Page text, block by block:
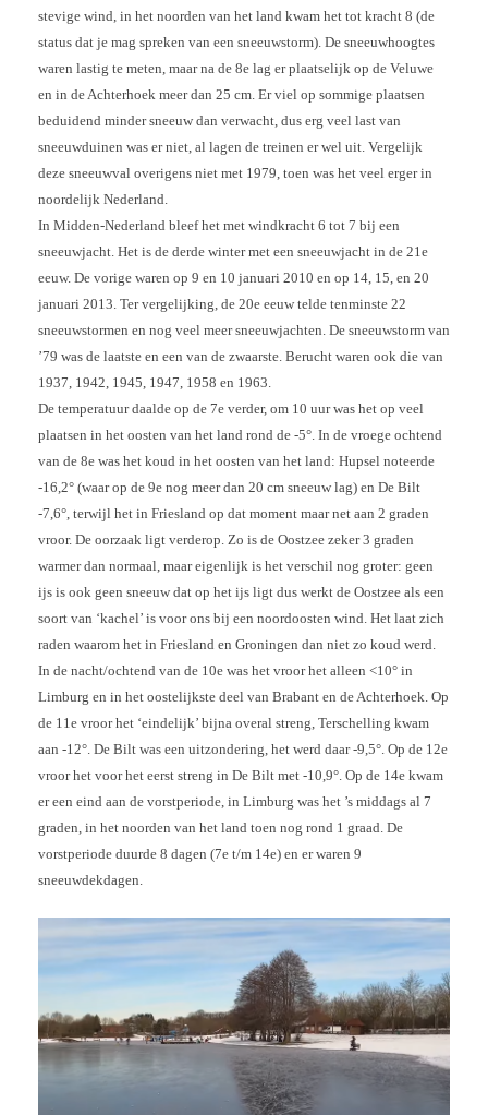
stevige wind, in het noorden van het land kwam het tot kracht 8 (de
status dat je mag spreken van een sneeuwstorm). De sneeuwhoogtes
waren lastig te meten, maar na de 8e lag er plaatselijk op de Veluwe
en in de Achterhoek meer dan 25 cm. Er viel op sommige plaatsen
beduidend minder sneeuw dan verwacht, dus erg veel last van
sneeuwduinen was er niet, al lagen de treinen er wel uit. Vergelijk
deze sneeuwval overigens niet met 1979, toen was het veel erger in
noordelijk Nederland.
In Midden-Nederland bleef het met windkracht 6 tot 7 bij een
sneeuwjacht. Het is de derde winter met een sneeuwjacht in de 21e
eeuw. De vorige waren op 9 en 10 januari 2010 en op 14, 15, en 20
januari 2013. Ter vergelijking, de 20e eeuw telde tenminste 22
sneeuwstormen en nog veel meer sneeuwjachten. De sneeuwstorm van
’79 was de laatste en een van de zwaarste. Berucht waren ook die van
1937, 1942, 1945, 1947, 1958 en 1963.
De temperatuur daalde op de 7e verder, om 10 uur was het op veel
plaatsen in het oosten van het land rond de -5°. In de vroege ochtend
van de 8e was het koud in het oosten van het land: Hupsel noteerde
-16,2° (waar op de 9e nog meer dan 20 cm sneeuw lag) en De Bilt
-7,6°, terwijl het in Friesland op dat moment maar net aan 2 graden
vroor. De oorzaak ligt verderop. Zo is de Oostzee zeker 3 graden
warmer dan normaal, maar eigenlijk is het verschil nog groter: geen
ijs is ook geen sneeuw dat op het ijs ligt dus werkt de Oostzee als een
soort van ‘kachel’ is voor ons bij een noordoosten wind. Het laat zich
raden waarom het in Friesland en Groningen dan niet zo koud werd.
In de nacht/ochtend van de 10e was het vroor het alleen <10° in
Limburg en in het oostelijkste deel van Brabant en de Achterhoek. Op
de 11e vroor het ‘eindelijk’ bijna overal streng, Terschelling kwam
aan -12°. De Bilt was een uitzondering, het werd daar -9,5°. Op de 12e
vroor het voor het eerst streng in De Bilt met -10,9°. Op de 14e kwam
er een eind aan de vorstperiode, in Limburg was het ’s middags al 7
graden, in het noorden van het land toen nog rond 1 graad. De
vorstperiode duurde 8 dagen (7e t/m 14e) en er waren 9
sneeuwdekdagen.